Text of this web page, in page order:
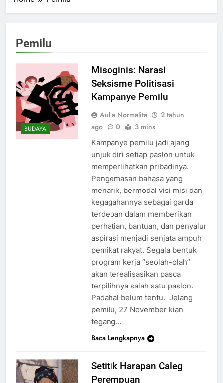
Pemilu
BUDAYA
Misoginis: Narasi
Seksisme Politisasi
Kampanye Pemilu
Aulia Normalita
2 tahun
ago
0 3 mins
Kampanye pemilu jadi ajang
unjuk diri setiap paslon untuk
memperlihatkan pribadinya.
Pengemasan bahasa yang
menarik, bermodal visi misi dan
kegagahannya sebagai garda
terdepan dalam memberikan
perhatian, bantuan, dan penyalur
aspirasi menjadi senjata ampuh
pemikat rakyat. Segala bentuk
program kerja “seolah-olah”
akan terealisasikan pasca
terpilihnya salah satu paslon.
Padahal belum tentu. Jelang
pemilu, 27 November kian
tegang…
Baca Lengkapnya
Setitik Harapan Caleg
Perempuan